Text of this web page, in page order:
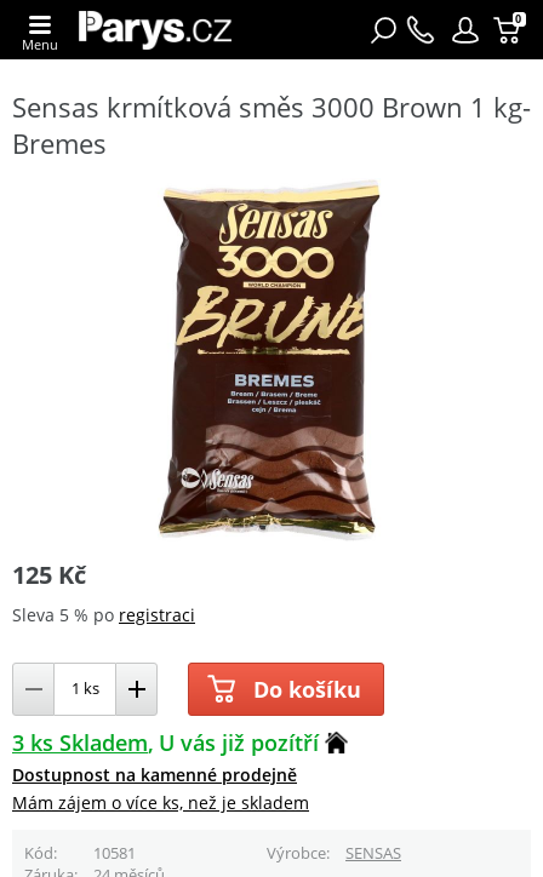
0
Menu
Sensas krmítková směs 3000 Brown 1 kg-
Bremes
125 Kč
Sleva 5 % po registraci
Do košíku
3 ks Skladem U vás již pozítří
Dostupnost na kamenné prodejně
Mám zájem o více ks, než je skladem
Kód 10581 Výrobce
SENSAS